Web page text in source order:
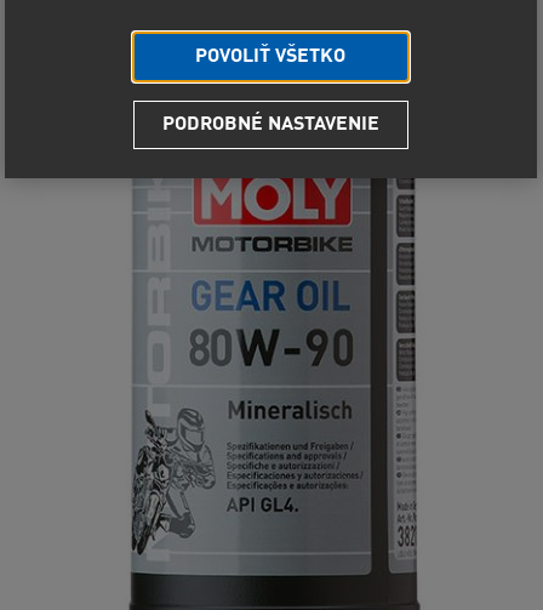
POVOLIŤ VŠETKO
PODROBNÉ NASTAVENIE